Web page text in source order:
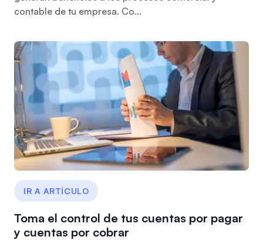
contable de tu empresa. Co...
IR A ARTÍCULO
Toma el control de tus cuentas por pagar
y cuentas por cobrar